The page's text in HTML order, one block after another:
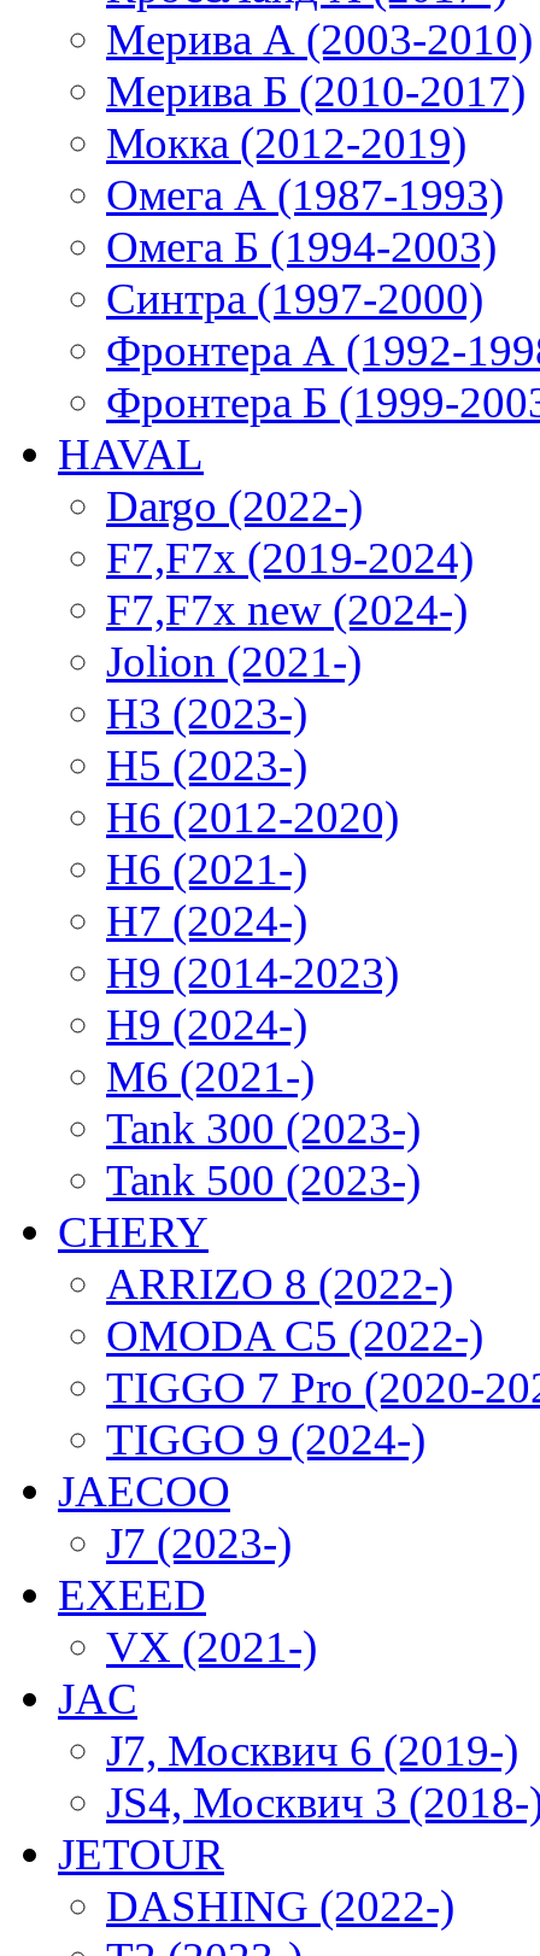
Мерива А (2003-2010)
Мерива Б (2010-2017)
Мокка (2012-2019)
Омега А (1987-1993)
Омега Б (1994-2003)
Синтра (1997-2000)
Фронтера А (1992-
Фронтера Б (1999-
HAVAL
Dargo (2022-)
F7,F7x (2019-2024)
F7,F7x new (2024-)
Jolion (2021-)
H3 (2023-)
H5 (2023-)
H6 (2012-2020)
H6 (2021-)
H7 (2024-)
H9 (2014-2023)
H9 (2024-)
M6 (2021-)
Tank 300 (2023-)
Tank 500 (2023-)
CHERY
ARRIZO 8 (2022-)
OMODA C5 (2022-)
TIGGO 7 Pro (2020-
TIGGO 9 (2024-)
JAECOO
J7 (2023-)
EXEED
VX (2021-)
JAC
J7, Москвич 6 (2019-)
JS4, Москвич 3 (2018-
JETOUR
DASHING (2022-)